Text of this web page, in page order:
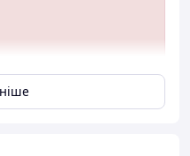
для зберігання.